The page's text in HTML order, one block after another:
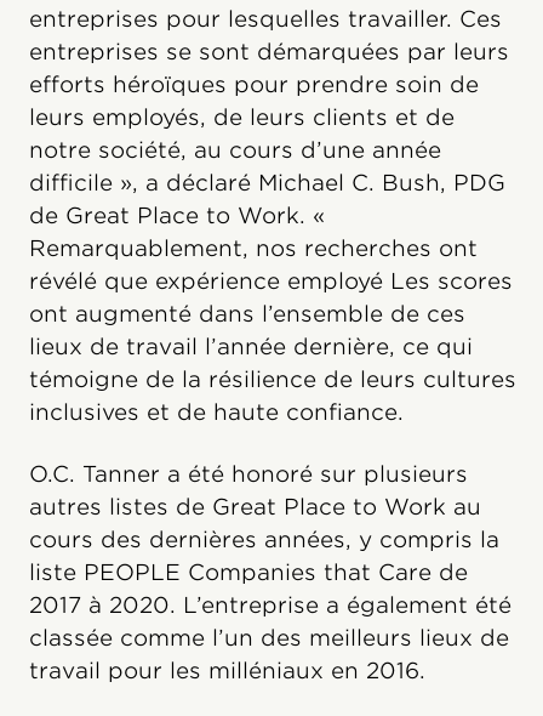
entreprises pour lesquelles travailler. Ces
entreprises se sont démarquées par leurs
efforts héroïques pour prendre soin de
leurs employés, de leurs clients et de
notre société, au cours d’une année
difficile », a déclaré Michael C. Bush, PDG
de Great Place to Work. «
Remarquablement, nos recherches ont
révélé que expérience employé Les scores
ont augmenté dans l’ensemble de ces
lieux de travail l’année dernière, ce qui
témoigne de la résilience de leurs cultures
inclusives et de haute confiance.
O.C. Tanner a été honoré sur plusieurs
autres listes de Great Place to Work au
cours des dernières années, y compris la
liste PEOPLE Companies that Care de
2017 à 2020. L’entreprise a également été
classée comme l’un des meilleurs lieux de
travail pour les milléniaux en 2016.